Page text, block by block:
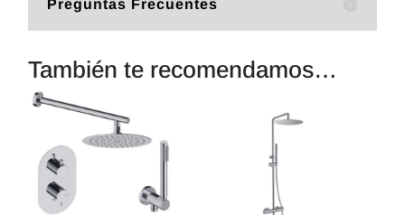
Preguntas Frecuentes
También te recomendamos…